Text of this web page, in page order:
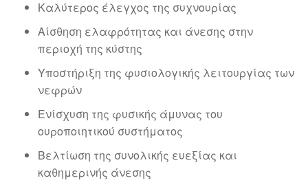
Καλύτερος έλεγχος της συχνουρίας
Αίσθηση ελαφρότητας και άνεσης στην
περιοχή της κύστης
Υποστήριξη της φυσιολογικής λειτουργίας των
νεφρών
Ενίσχυση της φυσικής άμυνας του
ουροποιητικού συστήματος
Βελτίωση της συνολικής ευεξίας και
καθημερινής άνεσης